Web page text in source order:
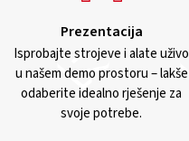
Prezentacija
Isprobajte strojeve i alate uživo
u našem demo prostoru – lakše
odaberite idealno rješenje za
svoje potrebe.